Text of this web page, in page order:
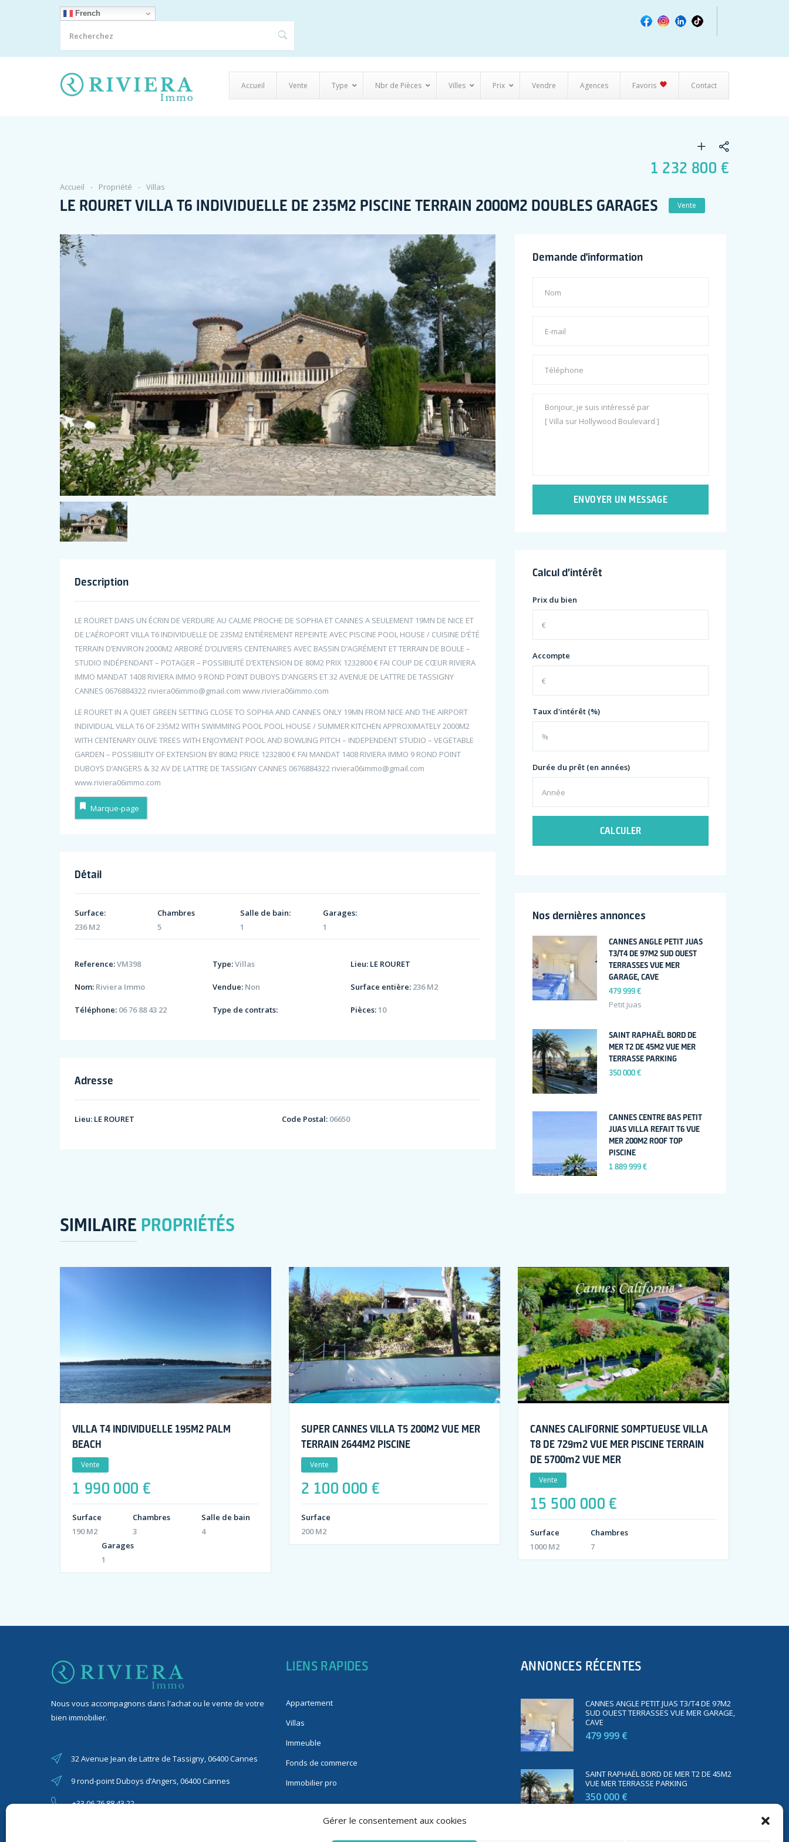
Gérer le consentement aux cookies
French
Accueil Vente Type Nbr de Pièces Villes Prix Vendre Agences Favoris Contact
1 232 800 €
Accueil Propriété Villas
LE ROURET VILLA T6 INDIVIDUELLE DE 235M2 PISCINE TERRAIN 2000M2 DOUBLES GARAGES Vente
Description
LE ROURET DANS UN ÉCRIN DE VERDURE AU CALME PROCHE DE SOPHIA ET CANNES A SEULEMENT 19MN DE NICE ET
DE L’AÉROPORT VILLA T6 INDIVIDUELLE DE 235M2 ENTIÈREMENT REPEINTE AVEC PISCINE POOL HOUSE / CUISINE D’ÉTÉ
TERRAIN D’ENVIRON 2000M2 ARBORÉ D’OLIVIERS CENTENAIRES AVEC BASSIN D’AGRÉMENT ET TERRAIN DE BOULE –
STUDIO INDÉPENDANT – POTAGER – POSSIBILITÉ D’EXTENSION DE 80M2 PRIX 1232800 € FAI COUP DE CŒUR RIVIERA
IMMO MANDAT 1408 RIVIERA IMMO 9 ROND POINT DUBOYS D’ANGERS ET 32 AVENUE DE LATTRE DE TASSIGNY
CANNES 0676884322 riviera06immo@gmail.com www.riviera06immo.com
LE ROURET IN A QUIET GREEN SETTING CLOSE TO SOPHIA AND CANNES ONLY 19MN FROM NICE AND THE AIRPORT
INDIVIDUAL VILLA T6 OF 235M2 WITH SWIMMING POOL POOL HOUSE / SUMMER KITCHEN APPROXIMATELY 2000M2
WITH CENTENARY OLIVE TREES WITH ENJOYMENT POOL AND BOWLING PITCH – INDEPENDENT STUDIO – VEGETABLE
GARDEN – POSSIBILITY OF EXTENSION BY 80M2 PRICE 1232800 € FAI MANDAT 1408 RIVIERA IMMO 9 ROND POINT
DUBOYS D’ANGERS & 32 AV DE LATTRE DE TASSIGNY CANNES 0676884322 riviera06immo@gmail.com
www.riviera06immo.com
Marque-page
Détail
Surface:
236 M2
Chambres
5
Salle de bain:
1
Garages:
1
Reference:VM398
Nom: Riviera Immo
Téléphone: 06 76 88 43 22
Type:Villas
Vendue: Non
Type de contrats:
Lieu: LE ROURET
Surface entière: 236 M2
Pièces: 10
Adresse
Lieu: LE ROURET Code Postal:06650
Demande d'information
ENVOYER UN MESSAGE
Calcul d’intérêt
Prix du bien
Accompte
Taux d'intérêt (%)
Durée du prêt (en années)
CALCULER
Nos dernières annonces
CANNES ANGLE PETIT JUAS
T3/T4 DE 97M2 SUD OUEST
TERRASSES VUE MER
GARAGE, CAVE
479 999 €
Petit juas
SAINT RAPHAËL BORD DE
MER T2 DE 45M2 VUE MER
TERRASSE PARKING
350 000 €
CANNES CENTRE BAS PETIT
JUAS VILLA REFAIT T6 VUE
MER 200M2 ROOF TOP
PISCINE
1 889 999 €
SIMILAIRE PROPRIÉTÉS
VILLA T4 INDIVIDUELLE 195M2 PALM
BEACH
Vente
1 990 000 €
Surface
190 M2
Chambres
3
Salle de bain
4
Garages
1
SUPER CANNES VILLA T5 200M2 VUE MER
TERRAIN 2644M2 PISCINE
Vente
2 100 000 €
Surface
200 M2
CANNES CALIFORNIE SOMPTUEUSE VILLA
T8 DE 729m2 VUE MER PISCINE TERRAIN
DE 5700m2 VUE MER
Vente
15 500 000 €
Surface
1000 M2
Chambres
7
Nous vous accompagnons dans l'achat ou le vente de votre
bien immobilier.
32 Avenue Jean de Lattre de Tassigny, 06400 Cannes
9 rond-point Duboys d’Angers, 06400 Cannes
+33 06 76 88 43 22
LIENS RAPIDES
Appartement
Villas
Immeuble
Fonds de commerce
Immobilier pro
ANNONCES RÉCENTES
CANNES ANGLE PETIT JUAS T3/T4 DE 97M2
SUD OUEST TERRASSES VUE MER GARAGE,
CAVE
479 999 €
SAINT RAPHAËL BORD DE MER T2 DE 45M2
VUE MER TERRASSE PARKING
350 000 €